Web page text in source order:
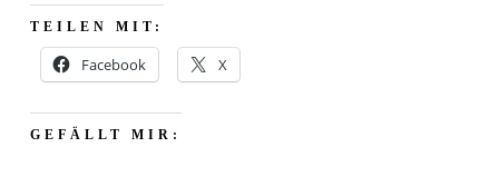
TEILEN MIT:
Facebook X
GEFÄLLT MIR: